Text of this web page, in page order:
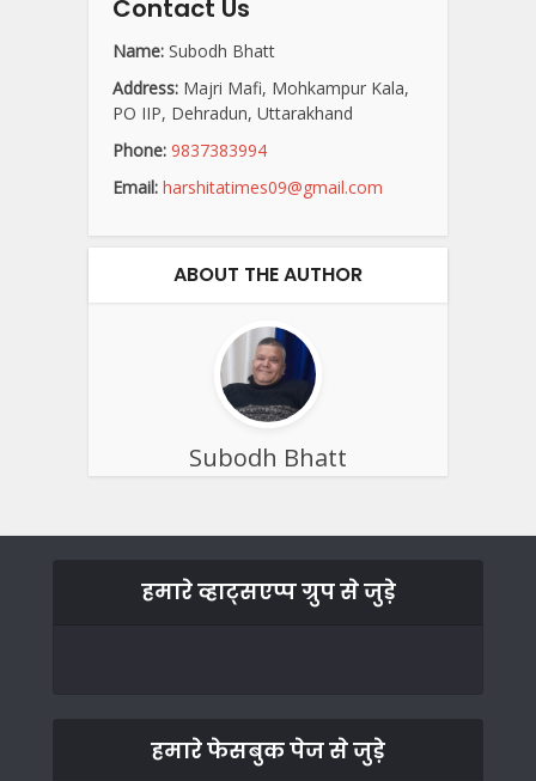
Contact Us
Name: Subodh Bhatt
Address: Majri Mafi, Mohkampur Kala,
PO IIP, Dehradun, Uttarakhand
Phone: 9837383994
Email: harshitatimes09@gmail.com
ABOUT THE AUTHOR
Subodh Bhatt
हमारे व्हाट्सएप्प ग्रुप से जुड़े
हमारे फेसबुक पेज से जुड़े